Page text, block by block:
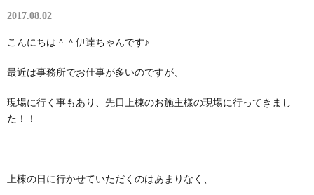
2017.08.02
こんにちは＾＾伊達ちゃんです♪
最近は事務所でお仕事が多いのですが、
現場に行く事もあり、先日上棟のお施主様の現場に行ってきまし
た！！
上棟の日に行かせていただくのはあまりなく、